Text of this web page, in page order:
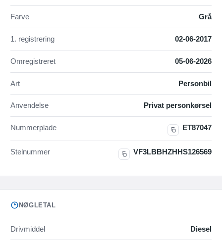
Farve Grå
1. registrering 02-06-2017
Omregistreret 05-06-2026
Art Personbil
Anvendelse Privat personkørsel
Nummerplade ET87047
Stelnummer VF3LBBHZHHS126569
NØGLETAL
Drivmiddel Diesel